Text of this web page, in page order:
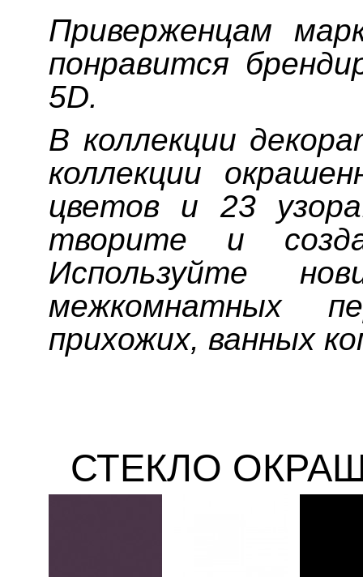
Приверженцам
понравится
5D.
В коллекции
коллекции
цветов и 23
творите и
Используйте
межкомнатных
прихожих, ванных
СТЕКЛО